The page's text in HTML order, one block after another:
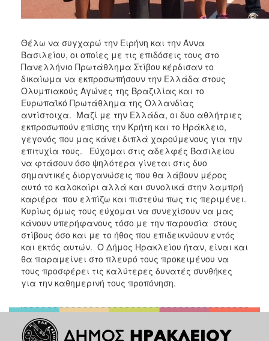
Θέλω να συγχαρώ την Ειρήνη και την Άννα
Βασιλείου, οι οποίες με τις επιδόσεις τους στο
Πανελλήνιο Πρωτάθλημα Στίβου κέρδισαν το
δικαίωμα να εκπροσωπήσουν την Ελλάδα στους
Ολυμπιακούς Αγώνες της Βραζιλίας και το
Ευρωπαϊκό Πρωτάθλημα της Ολλανδίας
αντίστοιχα. Μαζί με την Ελλάδα, οι δυο αθλήτριες
εκπροσωπούν επίσης την Κρήτη και το Ηράκλειο,
γεγονός που μας κάνει διπλά χαρούμενους για την
επιτυχία τους. Εύχομαι στις αδελφές Βασιλείου
να φτάσουν όσο ψηλότερα γίνεται στις δυο
σημαντικές διοργανώσεις που θα λάβουν μέρος
αυτό το καλοκαίρι αλλά και συνολικά στην λαμπρή
καριέρα που ελπίζω και πιστεύω πως τις περιμένει.
Κυρίως όμως τους εύχομαι να συνεχίσουν να μας
κάνουν υπερήφανους τόσο με την παρουσία στους
στίβους όσο και με το ήθος που επιδεικνύουν εντός
και εκτός αυτών. Ο Δήμος Ηρακλείου ήταν, είναι και
θα παραμείνει στο πλευρό τους προκειμένου να
τους προσφέρει τις καλύτερες δυνατές συνθήκες
για την καθημερινή τους προπόνηση.